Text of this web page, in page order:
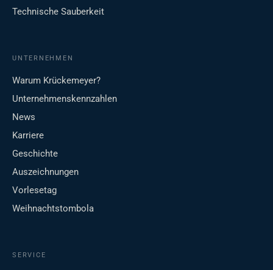
Technische Sauberkeit
UNTERNEHMEN
Warum Krückemeyer?
Unternehmenskennzahlen
News
Karriere
Geschichte
Auszeichnungen
Vorlesetag
Weihnachtstombola
SERVICE